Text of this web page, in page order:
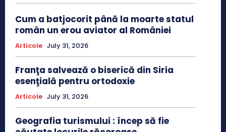
Cum a batjocorit până la moarte statul
român un erou aviator al României
Articole July 31, 2026
Franţa salvează o biserică din Siria
esenţială pentru ortodoxie
Articole July 31, 2026
Geografia turismului : încep să fie